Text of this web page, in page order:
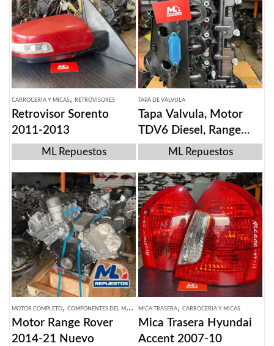
CARROCERIA Y MICAS, RETROVISORES
Retrovisor Sorento
2011-2013
ML Repuestos
TAPA DE VALVULA
Tapa Valvula, Motor
TDV6 Diesel, Range
Rover/Jaguar 2009-
2018
ML Repuestos
MOTOR COMPLETO, COMPONENTES DEL MOTOR
Motor Range Rover
2014-21 Nuevo
MICA TRASERA, CARROCERIA Y MICAS
Mica Trasera Hyundai
Accent 2007-10